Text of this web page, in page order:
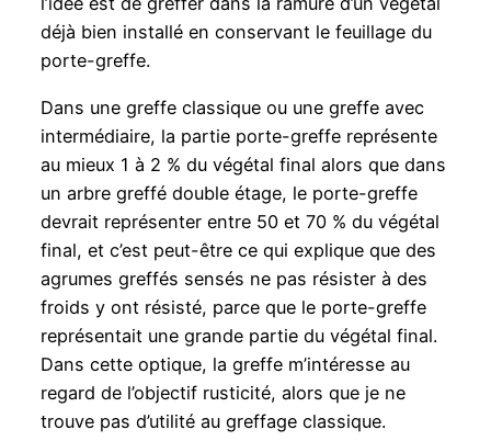
déjà bien installé en conservant le feuillage du
porte-greffe.
Dans une greffe classique ou une greffe avec
intermédiaire, la partie porte-greffe représente
au mieux 1 à 2 % du végétal final alors que dans
un arbre greffé double étage, le porte-greffe
devrait représenter entre 50 et 70 % du végétal
final, et c’est peut-être ce qui explique que des
agrumes greffés sensés ne pas résister à des
froids y ont résisté, parce que le porte-greffe
représentait une grande partie du végétal final.
Dans cette optique, la greffe m’intéresse au
regard de l’objectif rusticité, alors que je ne
trouve pas d’utilité au greffage classique.